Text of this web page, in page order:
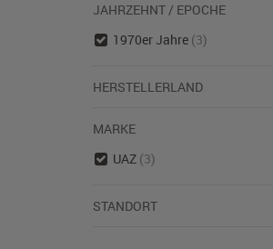
JAHRZEHNT / EPOCHE
1970er Jahre (3)
HERSTELLERLAND
MARKE
UAZ (3)
STANDORT